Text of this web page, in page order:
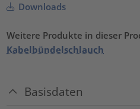
Downloads
Weitere Produkte in dieser
Kabelbündelschlauch
Basisdaten